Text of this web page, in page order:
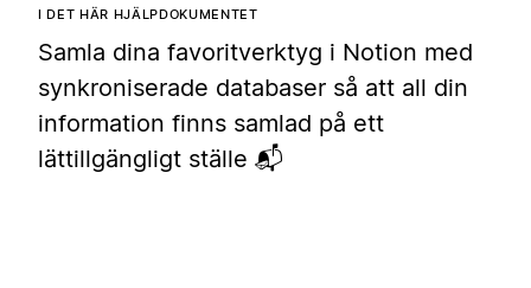
I DET HÄR HJÄLPDOKUMENTET
Samla dina favoritverktyg i Notion med
synkroniserade databaser så att all din
information finns samlad på ett
lättillgängligt ställe 📬